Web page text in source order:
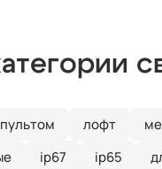
лофт
ip67 ip65